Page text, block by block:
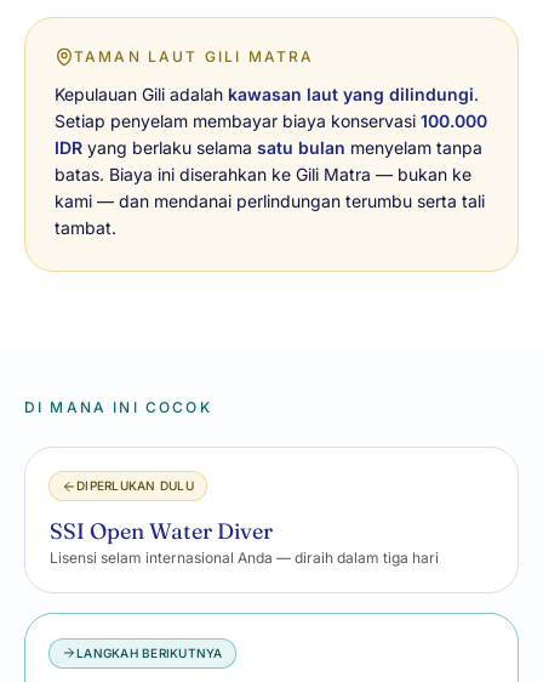
TAMAN LAUT GILI MATRA
Kepulauan Gili adalah kawasan laut yang dilindungi.
Setiap penyelam membayar biaya konservasi 100.000
IDR yang berlaku selama satu bulan menyelam tanpa
batas. Biaya ini diserahkan ke Gili Matra — bukan ke
kami — dan mendanai perlindungan terumbu serta tali
tambat.
DI MANA INI COCOK
DIPERLUKAN DULU
SSI Open Water Diver
Lisensi selam internasional Anda — diraih dalam tiga hari
LANGKAH BERIKUTNYA